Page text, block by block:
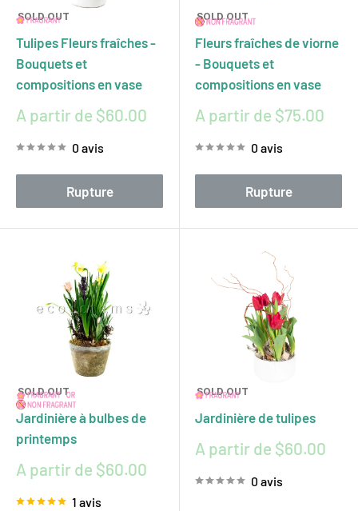
SOLD OUT
Tulipes Fleurs fraîches -
Bouquets et
compositions en vase
Prix
réduit
A partir de $60.00
0 avis
Rupture
SOLD OUT
Fleurs fraîches de viorne
- Bouquets et
compositions en vase
Prix
réduit
A partir de $75.00
0 avis
Rupture
SOLD OUT
Jardinière à bulbes de
printemps
Prix
réduit
A partir de $60.00
1 avis
SOLD OUT
Jardinière de tulipes
Prix
réduit
A partir de $60.00
0 avis